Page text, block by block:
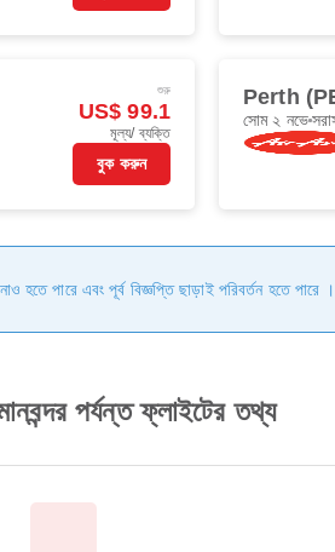
শুরু
US$ 99.1
মূল্য/ ব্যক্তি
বুক করুন
Perth
সোম ২ নভে
পারে এবং পূর্ব বিজ্ঞপ্তি ছাড়াই পরিবর্তন হতে পারে
পর্যন্ত ফ্লাইটের তথ্য